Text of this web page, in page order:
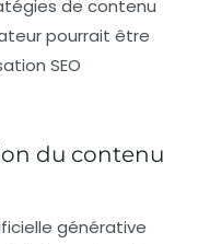
de contenu
pourrait être
SEO
du contenu
générative